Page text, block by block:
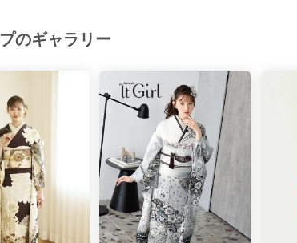
のギャラリー